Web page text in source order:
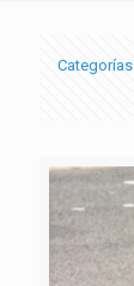
Categorías